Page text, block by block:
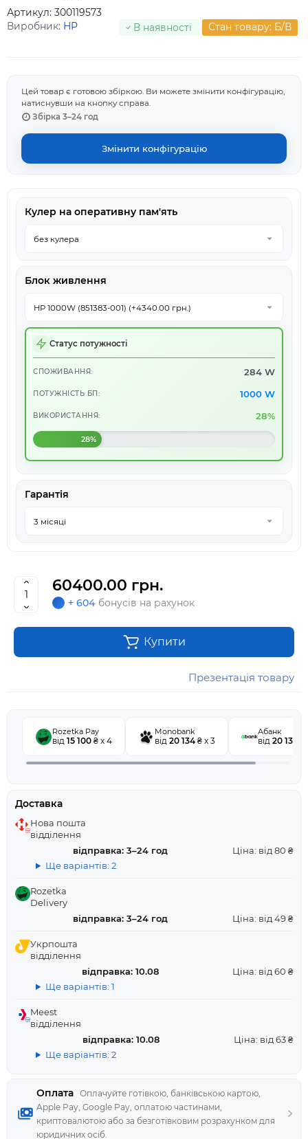
Артикул: 300119573
Виробник: HP В наявності Стан товару: Б/В
Цей товар є готовою збіркою. Ви можете змінити конфігурацію,
натиснувши на кнопку справа.
Збірка 3–24 год
Змінити конфігурацію
Кулер на оперативну пам'ять
Блок живлення
Статус потужності
СПОЖИВАННЯ: 284 W
ПОТУЖНІСТЬ БП: 1000 W
ВИКОРИСТАННЯ: 28%
28%
Гарантія
60400.00 грн.
+ 604 бонусів на рахунок
Купити
Презентація товару
Оплата Оплачуйте готівкою, банківською картою,
Apple Pay, Google Pay, оплатою частинами,
криптовалютою або за безготівковим розрахунком для
юридичних осіб.
Rozetka Pay
від 15 100₴ x 4
Monobank
від 20 134 ₴ x 3
Абанк
від 20 134
Доставка
Нова пошта
відділення
відправка: 3–24 год
Ціна: від 80 ₴
Ще варіантів: 2
Rozetka
Delivery
відправка: 3–24 год
Ціна: від 49 ₴
Укрпошта
відділення
відправка: 10.08
Ціна: від 60 ₴
Ще варіантів: 1
Meest
відділення
відправка: 10.08
Ціна: від 63 ₴
Ще варіантів: 2